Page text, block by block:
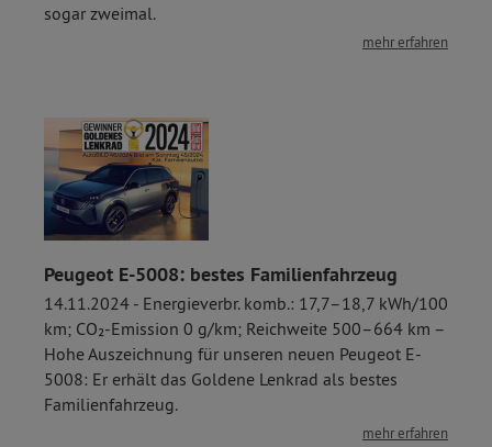
sogar zweimal.
mehr erfahren
Peugeot E-5008: bestes Familienfahrzeug
14.11.2024 - Energieverbr. komb.: 17,7–18,7 kWh/100
km; CO₂-Emission 0 g/km; Reichweite 500–664 km –
Hohe Auszeichnung für unseren neuen Peugeot E-
5008: Er erhält das Goldene Lenkrad als bestes
Familienfahrzeug.
mehr erfahren